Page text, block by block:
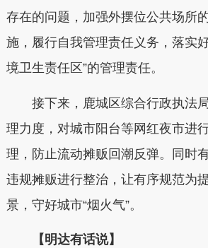
存在的问题，加强外摆位公共场所
施，履行自我管理责任义务，落实
境卫生责任区”的管理责任。
接下来，鹿城区综合行政执法
理力度，对城市阳台等网红夜市进
理，防止流动摊贩回潮反弹。同时
违规摊贩进行整治，让有序规范为
景，守好城市“烟火气”。
【明达有话说】